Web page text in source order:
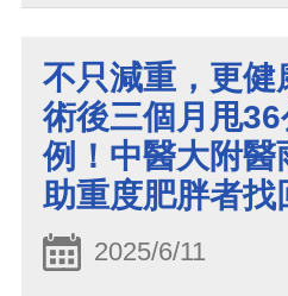
不只減重，更健
術後三個月甩
例！中醫大附醫
助重度肥胖者找
2025/6/11